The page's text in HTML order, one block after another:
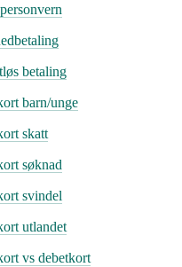
betaling
barn/unge
skatt
søknad
svindel
utlandet
vs debetkort